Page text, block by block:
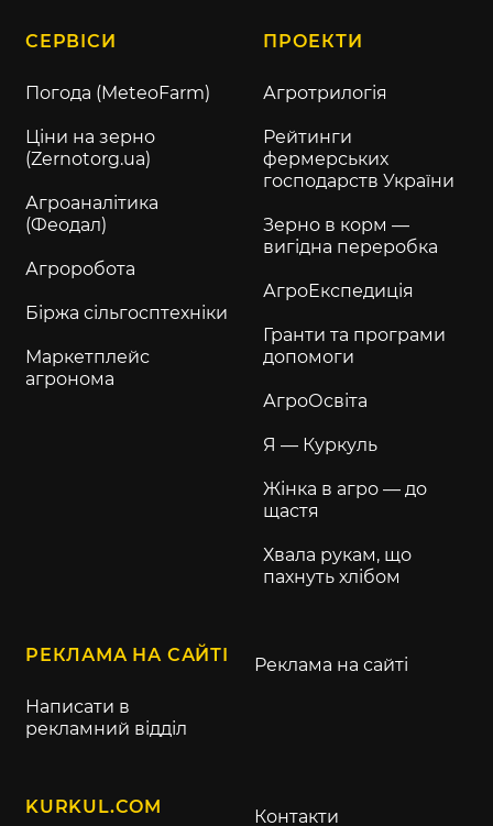
СЕРВІСИ
Погода (MeteoFarm)
Ціни на зерно
(Zernotorg.ua)
Агроаналітика
(Феодал)
Агроробота
Біржа сільгосптехніки
Маркетплейс
агронома
ПРОЕКТИ
Агротрилогія
Рейтинги
фермерських
господарств України
Зерно в корм —
вигідна переробка
АгроЕкспедиція
Гранти та програми
допомоги
АгроОсвіта
Я — Куркуль
Жінка в агро — до
щастя
Хвала рукам, що
пахнуть хлібом
РЕКЛАМА НА САЙТІ
Написати в
рекламний відділ
Реклама на сайті
KURKUL.COM Контакти